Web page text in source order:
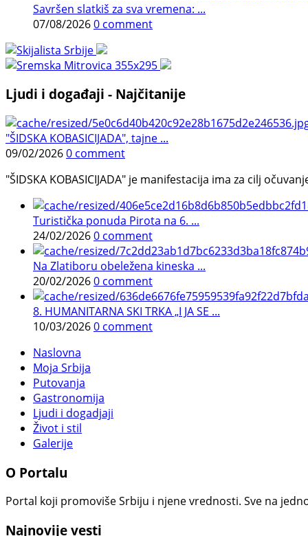
Savršen slatkiš za sva vremena: ...
07/08/20260 comment
Ljudi i događaji - Najčitanije
"ŠIDSKA KOBASICIJADA", tajne ...
09/02/20260 comment
"ŠIDSKA KOBASICIJADA" je manifestacija ima za cilj
Turistička ponuda Pirota na 6. ...
24/02/20260 comment
Na Zlatiboru obeležena kineska ...
20/02/20260 comment
8. HUMANITARNA SKI TRKA „I JA SE ...
10/03/20260 comment
Naslovna
Moja Srbija
Putovanja
Gastronomija
Ljudi i dogadjaji
Život i stil
Galerije
O Portalu
Portal koji promoviše Srbiju i njene vrednosti. Sve na
Najnovije vesti